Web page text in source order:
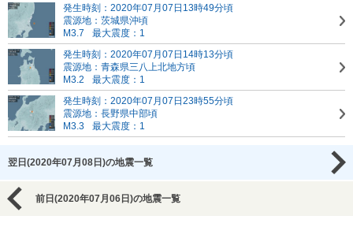
発生時刻：2020年07月07日13時49分頃
震源地：茨城県沖頃
M3.7
最大震度：1
発生時刻：2020年07月07日14時13分頃
震源地：青森県三八上北地方頃
M3.2
最大震度：1
発生時刻：2020年07月07日23時55分頃
震源地：長野県中部頃
M3.3
最大震度：1
翌日(2020年07月08日)の地震一覧
前日(2020年07月06日)の地震一覧